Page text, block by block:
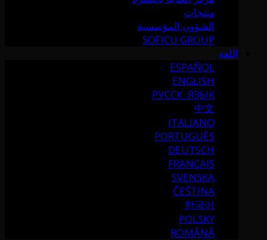
منتجات
الشؤون المؤسسية
SOFICU GROUP
اللغة
ESPAÑOL
ENGLISH
РУССК. ЯЗЫК
中文
ITALIANO
PORTUGUÉS
DEUTSCH
FRANÇAIS
SVENSKA
ČEŠTINA
한국어
POLSKY
ROMÂNĂ